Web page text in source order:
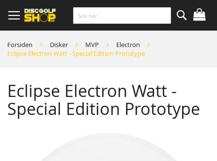
to
Content
Søk
Forsiden Disker MVP
Electron
Eclipse Electron Watt - Special Edition Prototype
Eclipse Electron Watt -
Special Edition Prototype